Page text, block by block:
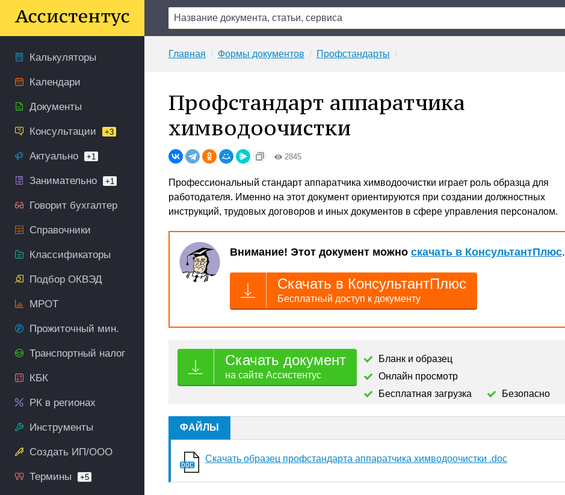
Калькуляторы
Календари
Документы
Консультации +3
Актуально +1
Занимательно +1
Говорит бухгалтер
Справочники
Классификаторы
Подбор ОКВЭД
МРОТ
Прожиточный мин.
Транспортный налог
КБК
РК в регионах
Инструменты
Создать ИП/ООО
Термины +5
Главная Формы документов Профстандарты
Профстандарт аппаратчика
химводоочистки
2845
Профессиональный стандарт аппаратчика химводоочистки играет роль образца для
работодателя. Именно на этот документ ориентируются при создании должностных
инструкций, трудовых договоров и иных документов в сфере управления персоналом.
Внимание! Этот документ можно скачать в КонсультантПлюс.
Скачать в КонсультантПлюс
Бесплатный доступ к документу
Скачать документ
на сайте Ассистентус
Бланк и образец
Онлайн просмотр
Бесплатная загрузка
Безопасно
ФАЙЛЫ
Скачать образец профстандарта аппаратчика химводоочистки .doc